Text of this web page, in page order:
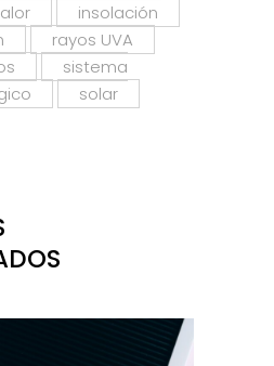
insolación
rayos UVA
sistema
solar